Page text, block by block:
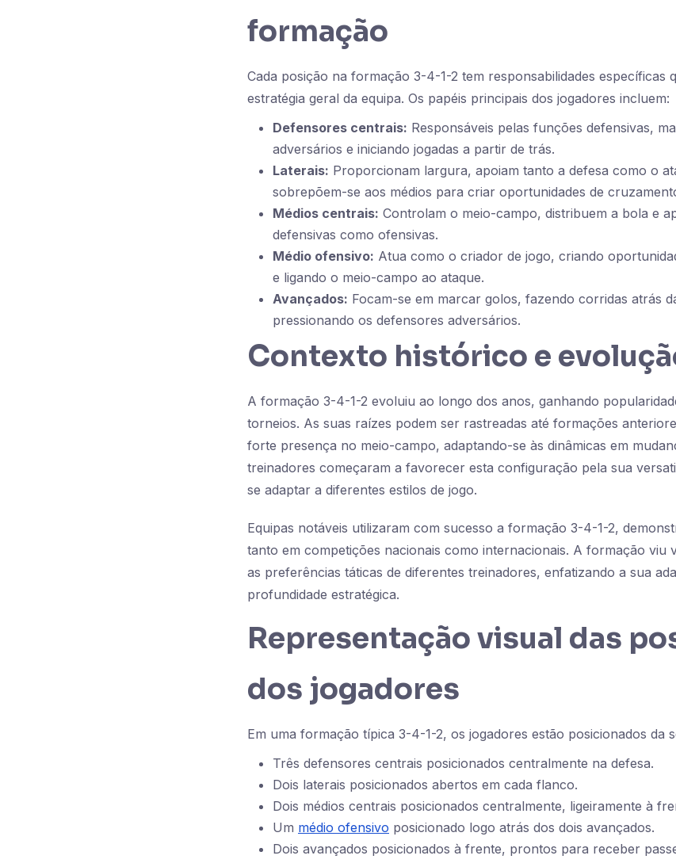
formação
Cada posição na formação 3-4-1-2 tem responsabilidades específicas
estratégia geral da equipa. Os papéis principais dos jogadores incluem:
Defensores centrais: Responsáveis pelas funções defensivas,
adversários e iniciando jogadas a partir de trás.
Laterais: Proporcionam largura, apoiam tanto a defesa como o
sobrepõem-se aos médios para criar oportunidades de
Médios centrais: Controlam o meio-campo, distribuem a bola e
defensivas como ofensivas.
Médio ofensivo: Atua como o criador de jogo, criando
e ligando o meio-campo ao ataque.
Avançados: Focam-se em marcar golos, fazendo corridas atrás
pressionando os defensores adversários.
Contexto histórico e
A formação 3-4-1-2 evoluiu ao longo dos anos, ganhando
torneios. As suas raízes podem ser rastreadas até formações
forte presença no meio-campo, adaptando-se às dinâmicas em
treinadores começaram a favorecer esta configuração pela sua
se adaptar a diferentes estilos de jogo.
Equipas notáveis utilizaram com sucesso a formação 3-4-1-2,
tanto em competições nacionais como internacionais. A formação viu
as preferências táticas de diferentes treinadores, enfatizando a sua
profundidade estratégica.
Representação visual das
dos jogadores
Em uma formação típica 3-4-1-2, os jogadores estão posicionados da
Três defensores centrais posicionados centralmente na defesa.
Dois laterais posicionados abertos em cada flanco.
Dois médios centrais posicionados centralmente, ligeiramente à
Um médio ofensivo posicionado logo atrás dos dois avançados.
Dois avançados posicionados à frente, prontos para receber